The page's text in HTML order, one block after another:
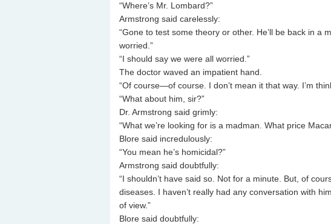
“Where’s Mr. Lombard?”
Armstrong said carelessly:
“Gone to test some theory or other. He’ll be back in a
worried.”
“I should say we were all worried.”
The doctor waved an impatient hand.
“Of course—of course. I don’t mean it that way. I’m
“What about him, sir?”
Dr. Armstrong said grimly:
“What we’re looking for is a madman. What price
Blore said incredulously:
“You mean he’s homicidal?”
Armstrong said doubtfully:
“I shouldn’t have said so. Not for a minute. But, of
diseases. I haven’t really had any conversation with
of view.”
Blore said doubtfully: